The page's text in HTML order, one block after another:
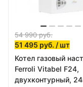
54 990руб.
51 495 руб. / шт
Котел газовый
Ferroli Vitabel F24,
двухконтурный,